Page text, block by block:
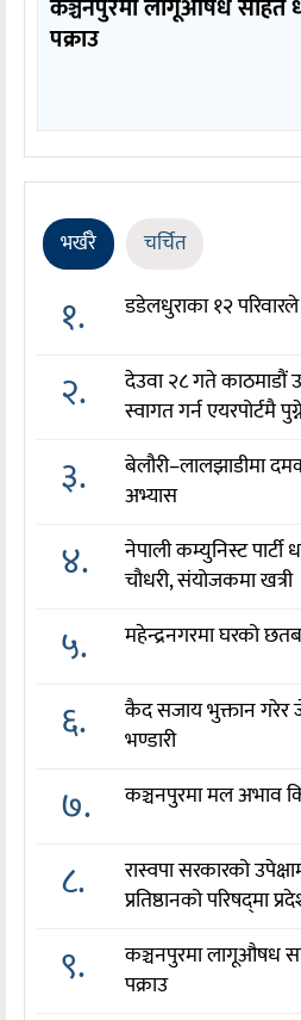
कञ्चनपुरमा लागूऔषध सहित
पक्राउ
भर्खरै चर्चित
१. डडेलधुराका १२
२.
देउवा २८ गते काठमाडौं
स्वागत गर्न एयरपोर्टमै
३.
बेलौरी–लालझाडीमा
अभ्यास
४.
नेपाली कम्युनिस्ट पार्टी
चौधरी, संयोजकमा खत्री
५. महेन्द्रनगरमा घरको
६.
कैद सजाय भुक्तान गरेर
भण्डारी
७. कञ्चनपुरमा मल अभाव
८.
रास्वपा सरकारको
प्रतिष्ठानको परिषद्‌मा
९.
कञ्चनपुरमा लागूऔषध
पक्राउ